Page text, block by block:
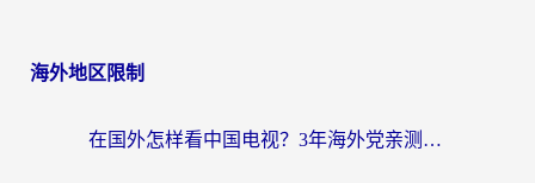
海外地区限制
在国外怎样看中国电视？3年海外党亲测有效的追剧加速器指南